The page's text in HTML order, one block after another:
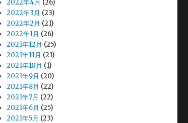
2022年4月 (26)
2022年3月 (23)
2022年2月 (21)
2022年1月 (26)
2021年12月 (25)
2021年11月 (21)
2021年10月 (1)
2021年9月 (20)
2021年8月 (22)
2021年7月 (22)
2021年6月 (25)
2021年5月 (23)